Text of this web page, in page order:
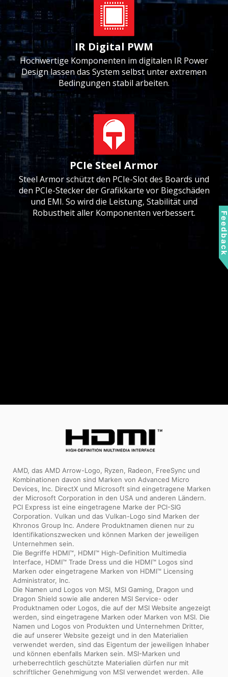
IR Digital PWM
Hochwertige Komponenten im digitalen IR Power
Design lassen das System selbst unter extremen
Bedingungen stabil arbeiten.
PCIe Steel Armor
Steel Armor schützt den PCIe-Slot des Boards und
den PCIe-Stecker der Grafikkarte vor Biegschäden
und EMI. So wird die Leistung, Stabilität und
Robustheit aller Komponenten verbessert.
AMD, das AMD Arrow-Logo, Ryzen, Radeon, FreeSync und
Kombinationen davon sind Marken von Advanced Micro
Devices, Inc. DirectX und Microsoft sind eingetragene Marken
der Microsoft Corporation in den USA und anderen Ländern.
PCI Express ist eine eingetragene Marke der PCI-SIG
Corporation. Vulkan und das Vulkan-Logo sind Marken der
Khronos Group Inc. Andere Produktnamen dienen nur zu
Identifikationszwecken und können Marken der jeweiligen
Unternehmen sein.
Die Begriffe HDMI™, HDMI™ High-Definition Multimedia
Interface, HDMI™ Trade Dress und die HDMI™ Logos sind
Marken oder eingetragene Marken von HDMI™ Licensing
Administrator, Inc.
Die Namen und Logos von MSI, MSI Gaming, Dragon und
Dragon Shield sowie alle anderen MSI Service- oder
Produktnamen oder Logos, die auf der MSI Website angezeigt
werden, sind eingetragene Marken oder Marken von MSI. Die
Namen und Logos von Produkten und Unternehmen Dritter,
die auf unserer Website gezeigt und in den Materialien
verwendet werden, sind das Eigentum der jeweiligen Inhaber
und können ebenfalls Marken sein. MSI-Marken und
urheberrechtlich geschützte Materialien dürfen nur mit
schriftlicher Genehmigung von MSI verwendet werden. Alle